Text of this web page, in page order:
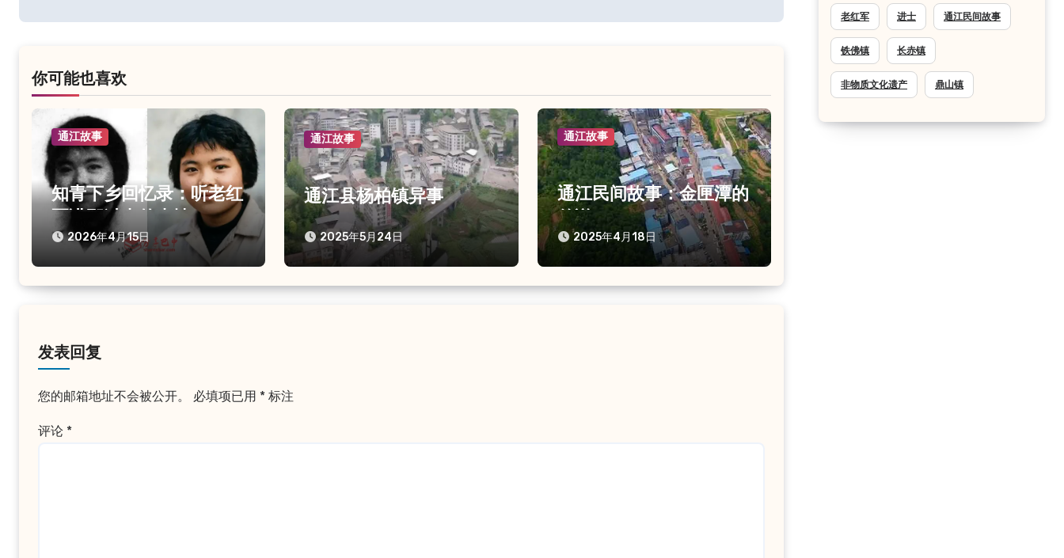
你可能也喜欢
通江故事
知青下乡回忆录：听老红
军讲那过去的事情
2026年4月15日
通江故事
通江县杨柏镇异事
2025年5月24日
通江故事
通江民间故事：金匣潭的
传说
2025年4月18日
发表回复
您的邮箱地址不会被公开。 必填项已用 * 标注
评论 *
老红军 进士 通江民间故事
铁佛镇 长赤镇
非物质文化遗产 鼎山镇